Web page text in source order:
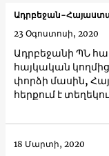
Ադրբեջանի ՊՆ
հայկական
փորձի մասին,
հերքում է
Ադրբեջան-
23 Օգոստոսի, 2020
18 Մարտի, 2020